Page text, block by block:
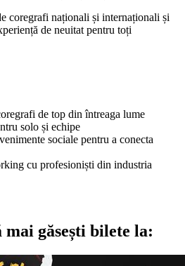
coregrafi naționali și internaționali și
de neuitat pentru toți
de top din întreaga lume
solo și echipe
sociale pentru a conecta
cu profesioniști din industria
mai găsești bilete la: